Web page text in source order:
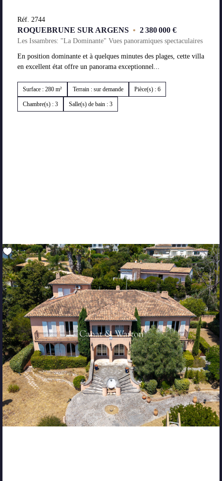
Réf. 2744
ROQUEBRUNE SUR ARGENS • 2 380 000 €
Les Issambres: "La Dominante" Vues panoramiques spectaculaires
En position dominante et à quelques minutes des plages, cette villa
en excellent état offre un panorama exceptionnel...
Surface : 280 m² Terrain : sur demande Pièce(s) : 6
Chambre(s) : 3 Salle(s) de bain : 3